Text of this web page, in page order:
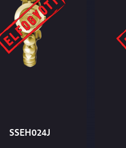
SSEH024J